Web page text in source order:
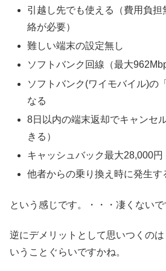
引越し先でも使える（費用負
絡が必要）
難しい端末の設定無し
ソフトバンク回線（最大
ソフトバンク(ワイモバイル)の
なる
8日以内の端末返却でキャンセ
きる）
キャッシュバック最大28,000円
他者からの乗り換え時に発生す
という感じです。・・・凄くない
逆にデメリットとして思いつくの
いうことぐらいですかね。